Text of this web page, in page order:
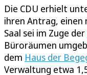
Die CDU erhielt
ihren Antrag, einen
Saal sei im Zuge der
Büroräumen
dem Haus der
Verwaltung etwa